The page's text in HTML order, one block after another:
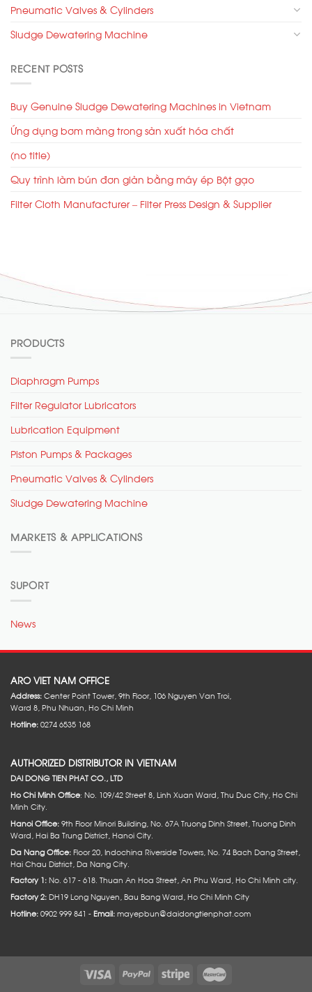
Pneumatic Valves & Cylinders
Sludge Dewatering Machine
RECENT POSTS
Buy Genuine Sludge Dewatering Machines in Vietnam
Ứng dụng bơm màng trong sản xuất hóa chất
(no title)
Quy trình làm bún đơn giản bằng máy ép Bột gạo
Filter Cloth Manufacturer – Filter Press Design & Supplier
PRODUCTS
Diaphragm Pumps
Filter Regulator Lubricators
Lubrication Equipment
Piston Pumps & Packages
Pneumatic Valves & Cylinders
Sludge Dewatering Machine
MARKETS & APPLICATIONS
SUPORT
News
ARO VIET NAM OFFICE
Address:Center Point Tower, 9th Floor, 106 Nguyen Van Troi,
Ward 8, Phu Nhuan, Ho Chi Minh
Hotline:0274 6535 168
AUTHORIZED DISTRIBUTOR IN VIETNAM
DAI DONG TIEN PHAT CO., LTD
Ho Chi Minh Office: No. 109/42 Street 8, Linh Xuan Ward, Thu Duc City, Ho Chi
Minh City.
Hanoi Office:9th Floor Minori Building, No. 67A Truong Dinh Street, Truong Dinh
Ward, Hai Ba Trung District, Hanoi City.
Da Nang Office:Floor 20, Indochina Riverside Towers, No. 74 Bach Dang Street,
Hai Chau District, Da Nang City.
Factory 1:No. 617 - 618. Thuan An Hoa Street, An Phu Ward, Ho Chi Minh city.
Factory 2:DH19 Long Nguyen, Bau Bang Ward, Ho Chi Minh City
Hotline:0902 999 841 -Email:mayepbun@daidongtienphat.com